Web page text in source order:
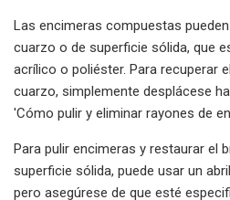
Las encimeras compuestas
cuarzo o de superficie sólida, que
acrílico o poliéster. Para recuperar
cuarzo, simplemente desplácese
'Cómo pulir y eliminar rayones de
Para pulir encimeras y restaurar el
superficie sólida, puede usar un
pero asegúrese de que esté